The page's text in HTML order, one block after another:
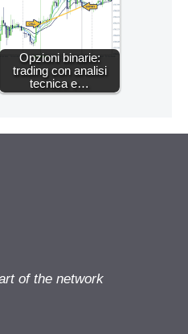
Opzioni binarie:
trading con analisi
tecnica e…
of the network